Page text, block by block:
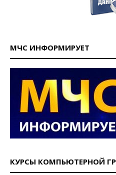
МЧС ИНФОРМИРУЕТ
КУРСЫ КОМПЬЮТЕРНОЙ